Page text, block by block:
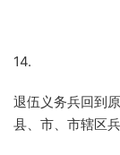
14.
退伍义务兵回到
县、市、市辖区